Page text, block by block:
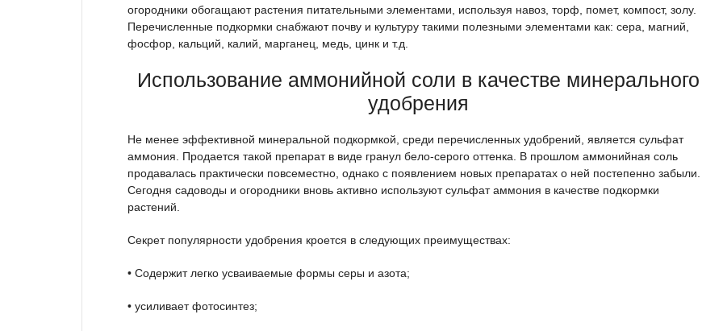
огородники обогащают растения питательными элементами, используя навоз, торф, помет, компост, золу.
Перечисленные подкормки снабжают почву и культуру такими полезными элементами как: сера, магний,
фосфор, кальций, калий, марганец, медь, цинк и т.д.
Использование аммонийной соли в качестве минерального
удобрения
Не менее эффективной минеральной подкормкой, среди перечисленных удобрений, является сульфат
аммония. Продается такой препарат в виде гранул бело-серого оттенка. В прошлом аммонийная соль
продавалась практически повсеместно, однако с появлением новых препаратах о ней постепенно забыли.
Сегодня садоводы и огородники вновь активно используют сульфат аммония в качестве подкормки
растений.
Секрет популярности удобрения кроется в следующих преимуществах:
• Содержит легко усваиваемые формы серы и азота;
• усиливает фотосинтез;